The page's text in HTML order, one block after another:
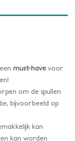
must-have voor
om de spullen
bijvoorbeeld op
kan
kan worden